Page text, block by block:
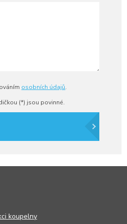
osobních údajů.
(*) jsou povinné.
koupelny